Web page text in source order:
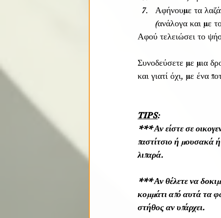
Αφήνουμε τα
(ανάλογα και με
Αφού τελειώσει το
Συνοδεύσετε με μια
και γιατί όχι, με ένα
TIPS:
*** Αν είστε σε
παστίτσιο ή μουσακά
λιπαρά.
*** Αν θέλετε να
κομμάτι από αυτά τα
στήθος αν υπάρχει.